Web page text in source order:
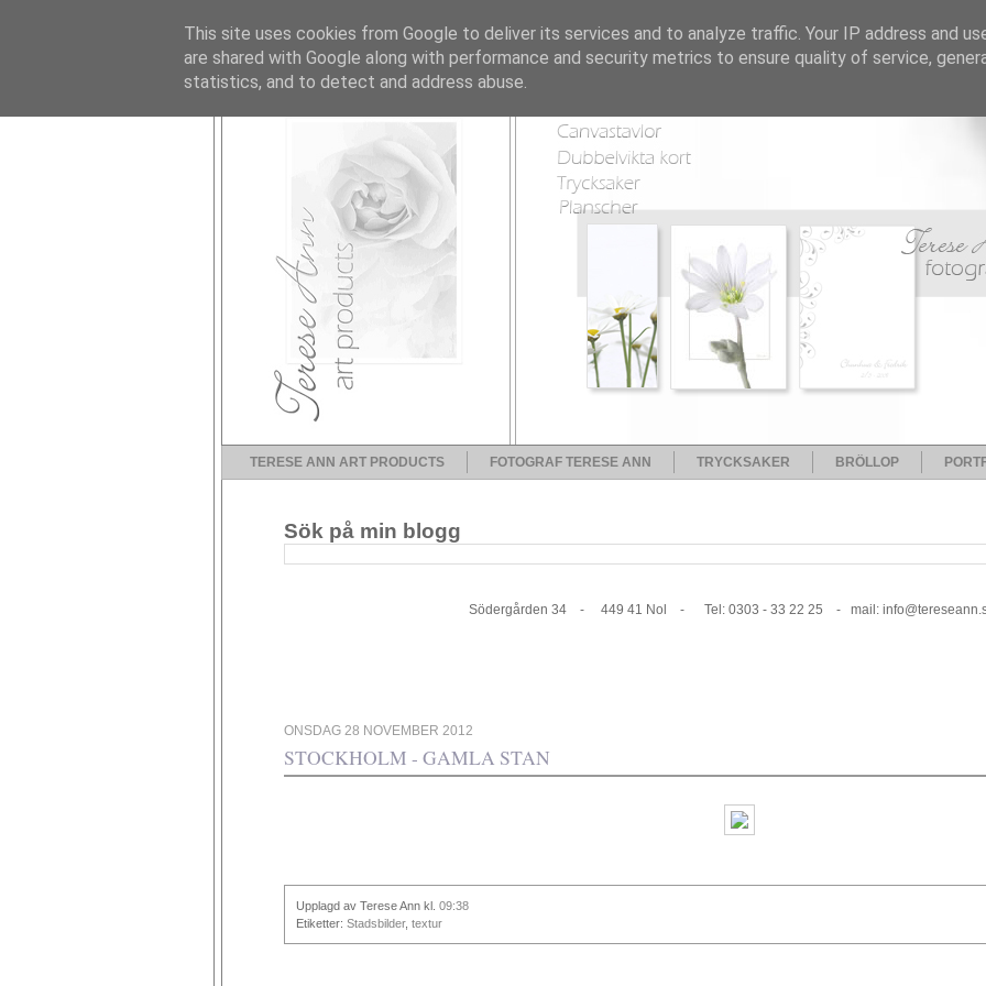
TERESE ANN ART PRODUCTS FOTOGRAF TERESE ANN TRYCKSAKER BRÖLLOP
Sök på min blogg
Södergården 34 - 449 41 Nol - Tel: 0303 - 33 22 25 - mail:
ONSDAG 28 NOVEMBER 2012
STOCKHOLM - GAMLA STAN
Upplagd av Terese Ann kl. 09:38
Etiketter: Stadsbilder, textur
This site uses cookies from Google to deliver its services and to analyze traffic. Your IP address and
are shared with Google along with performance and security metrics to ensure quality of service,
statistics, and to detect and address abuse.